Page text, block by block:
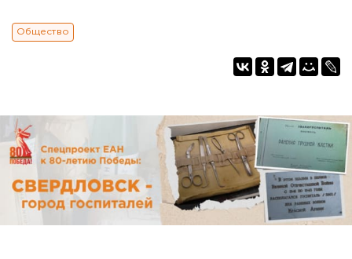
Общество